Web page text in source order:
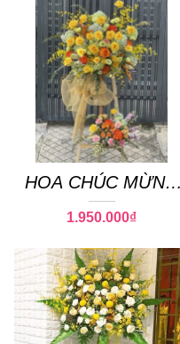
HOA CHÚC MỪNG
44
1.950.000₫